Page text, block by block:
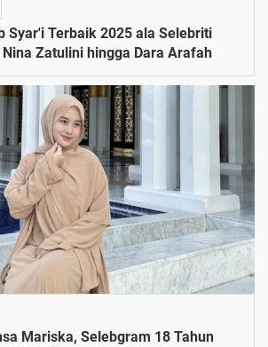
Syar'i Terbaik 2025 ala Selebriti
Nina Zatulini hingga Dara Arafah
Mariska, Selebgram 18 Tahun